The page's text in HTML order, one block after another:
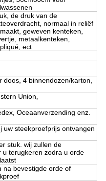
de druk van de
normaal in reliëf
geweven kenteken,
metaalkenteken,
ect
doos, 4 binnendozen/karton,
Union,
Oceaanverzending enz.
uw steekproefprijs ontvangen
stuk. wij zullen de
u terugkeren zodra u orde
na bevestigde orde of